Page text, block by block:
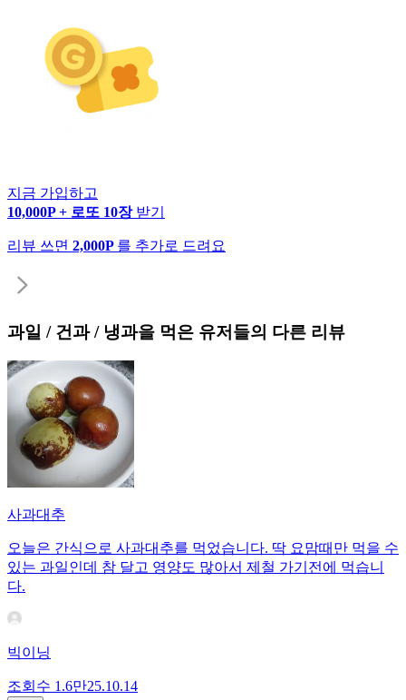
지금 가입하고
10,000P + 로또 10장 받기
리뷰 쓰면 2,000P 를 추가로 드려요
과일 / 건과 / 냉과을 먹은 유저들의 다른 리뷰
사과대추
오늘은 간식으로 사과대추를 먹었습니다. 딱 요맘때만 먹을 수
있는 과일인데 참 달고 영양도 많아서 제철 가기전에 먹습니
다.
빅이닝
조회수 1.6만25.10.14